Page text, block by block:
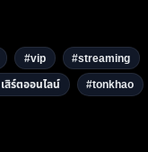
#vip
#streaming
สิร์ตออนไลน์
#tonkhao